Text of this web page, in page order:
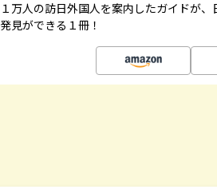
１万人の訪日外国人を案内したガイドが
発見ができる１冊！